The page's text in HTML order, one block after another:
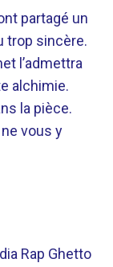
partagé un
trop sincère.
l’admettra
alchimie.
la pièce.
vous y
Rap Ghetto